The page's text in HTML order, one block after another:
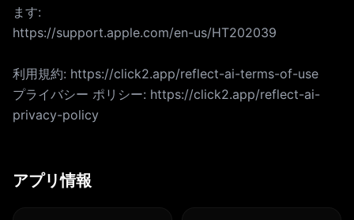
ます:
https://support.apple.com/en-us/HT202039
利用規約: https://click2.app/reflect-ai-terms-of-use
プライバシー ポリシー: https://click2.app/reflect-ai-
privacy-policy
アプリ情報